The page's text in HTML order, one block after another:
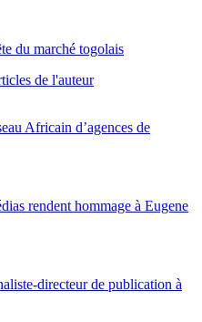
du marché togolais
de l'auteur
Africain d’agences de
rendent hommage à Eugene
directeur de publication à